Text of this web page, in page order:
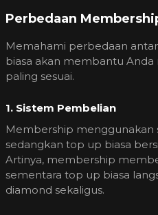
Perbedaan
Memahami perbedaan
biasa akan membantu
paling sesuai.
1. Sistem Pembelian
Membership menggunakan
sedangkan top up biasa
Artinya, membership
sementara top up biasa
diamond sekaligus.